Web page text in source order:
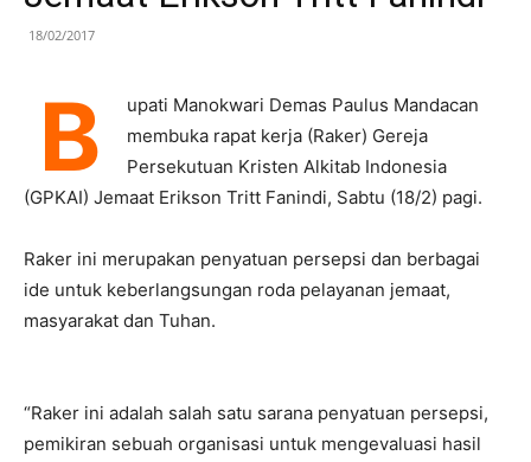
18/02/2017
B
upati Manokwari Demas Paulus Mandacan
membuka rapat kerja (Raker) Gereja
Persekutuan Kristen Alkitab Indonesia
(GPKAI) Jemaat Erikson Tritt Fanindi, Sabtu (18/2) pagi.
Raker ini merupakan penyatuan persepsi dan berbagai
ide untuk keberlangsungan roda pelayanan jemaat,
masyarakat dan Tuhan.
“Raker ini adalah salah satu sarana penyatuan persepsi,
pemikiran sebuah organisasi untuk mengevaluasi hasil